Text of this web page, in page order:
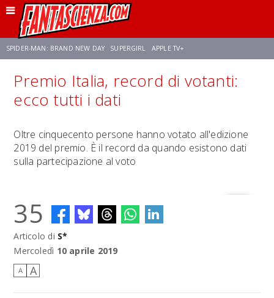
SPIDER-MAN: BRAND NEW DAY SUPERGIRL APPLE TV+
FRANCO RICCIARDIELLO ZENDAYA STAR TREK AVENGERS: DOOMSDAY
Premio Italia, record di votanti:
ecco tutti i dati
Oltre cinquecento persone hanno votato all'edizione
2019 del premio. È il record da quando esistono dati
sulla partecipazione al voto
35
Articolo di S*
Mercoledì 10 aprile 2019
A A